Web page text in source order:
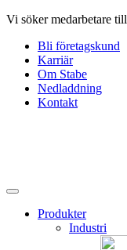
Hoppa
innehåll
Vi söker medarbetare
Bli företagskund
Karriär
Om Stabe
Nedladdning
Kontakt
Produkter
Industri